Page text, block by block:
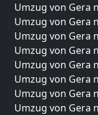
Umzug von Gera
Umzug von Gera
Umzug von Gera
Umzug von Gera
Umzug von Gera
Umzug von Gera
Umzug von Gera
Umzug von Gera